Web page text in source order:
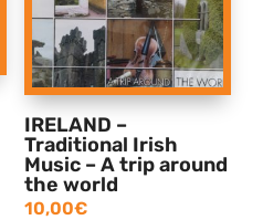
IRELAND –
Traditional Irish
Music – A trip around
the world
10,00€